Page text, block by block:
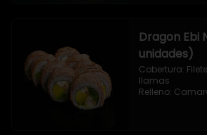
Dragon Ebi
unidades)
Cobertura:
llamas
Relleno: